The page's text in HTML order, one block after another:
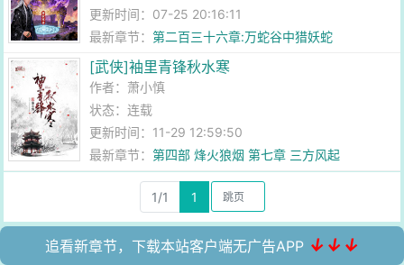
更新时间：07-25 20:16:11
最新章节：第二百三十六章:万蛇谷中猎妖蛇
[武侠]袖里青锋秋水寒
作者： 萧小慎
状态：连载
更新时间：11-29 12:59:50
最新章节：第四部 烽火狼烟 第七章 三方风起
1/1 1
追看新章节，下载本站客户端无广告APP ↓↓↓